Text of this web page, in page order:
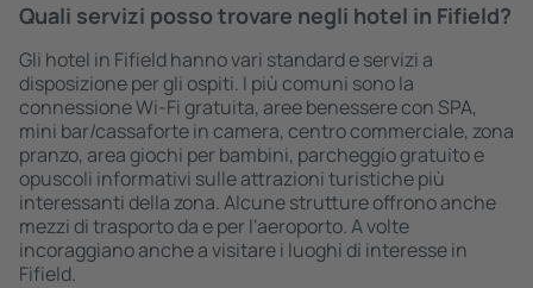
Quali servizi posso trovare negli hotel in Fifield?
Gli hotel in Fifield hanno vari standard e servizi a
disposizione per gli ospiti. I più comuni sono la
connessione Wi-Fi gratuita, aree benessere con SPA,
mini bar/cassaforte in camera, centro commerciale, zona
pranzo, area giochi per bambini, parcheggio gratuito e
opuscoli informativi sulle attrazioni turistiche più
interessanti della zona. Alcune strutture offrono anche
mezzi di trasporto da e per l'aeroporto. A volte
incoraggiano anche a visitare i luoghi di interesse in
Fifield.